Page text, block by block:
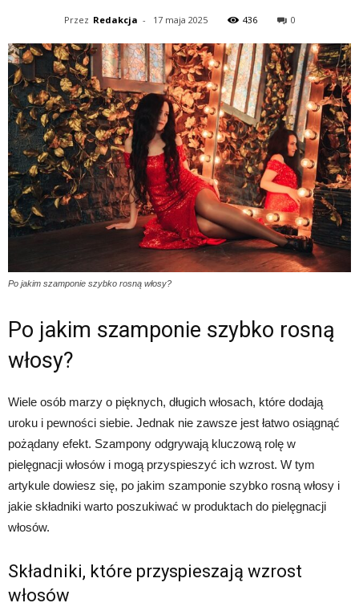
Przez Redakcja - 17 maja 2025 436 0
Po jakim szamponie szybko rosną włosy?
Po jakim szamponie szybko rosną
włosy?
Wiele osób marzy o pięknych, długich włosach, które dodają
uroku i pewności siebie. Jednak nie zawsze jest łatwo osiągnąć
pożądany efekt. Szampony odgrywają kluczową rolę w
pielęgnacji włosów i mogą przyspieszyć ich wzrost. W tym
artykule dowiesz się, po jakim szamponie szybko rosną włosy i
jakie składniki warto poszukiwać w produktach do pielęgnacji
włosów.
Składniki, które przyspieszają wzrost
włosów